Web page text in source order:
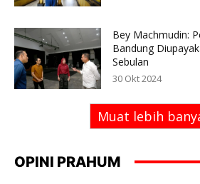
Bey Machmudin:
Bandung
Sebulan
30 Okt 2024
Muat lebih
OPINI PRAHUM